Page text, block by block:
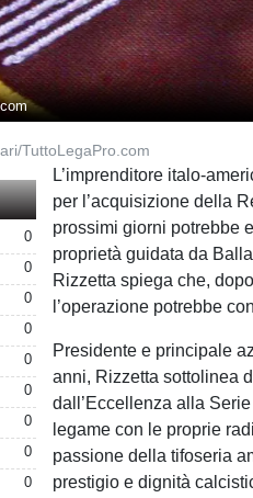
TuttoLegaPro.com
0
0
0
0
0
0
0
0
0
L’imprenditore italo-
per l’acquisizione della
prossimi giorni potrebbe
proprietà guidata da
Rizzetta spiega che,
l’operazione potrebbe
Presidente e principale
anni, Rizzetta sottolinea
dall’Eccellenza alla
legame con le proprie
passione della tifoseria
prestigio e dignità